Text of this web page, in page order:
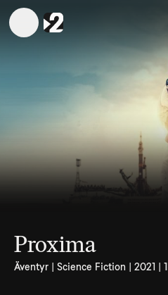
Proxima
Äventyr | Science Fiction | 2021 |